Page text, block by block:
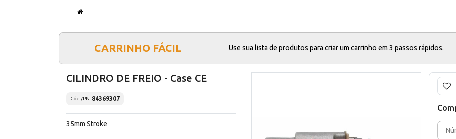
CARRINHO FÁCIL Use sua lista de produtos para criar um carrinho em 3 passos rápidos.
CILINDRO DE FREIO - Case CE
Cód./PN 84369307
35mm Stroke